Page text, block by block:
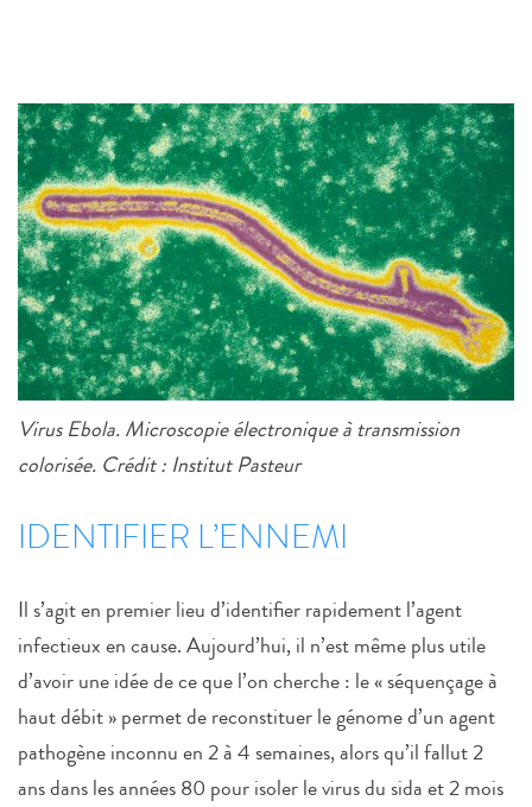
Virus Ebola. Microscopie électronique à transmission
colorisée. Crédit : Institut Pasteur
IDENTIFIER L’ENNEMI
Il s’agit en premier lieu d’identifier rapidement l’agent
infectieux en cause. Aujourd’hui, il n’est même plus utile
d’avoir une idée de ce que l’on cherche : le « séquençage à
haut débit » permet de reconstituer le génome d’un agent
pathogène inconnu en 2 à 4 semaines, alors qu’il fallut 2
ans dans les années 80 pour isoler le virus du sida et 2 mois